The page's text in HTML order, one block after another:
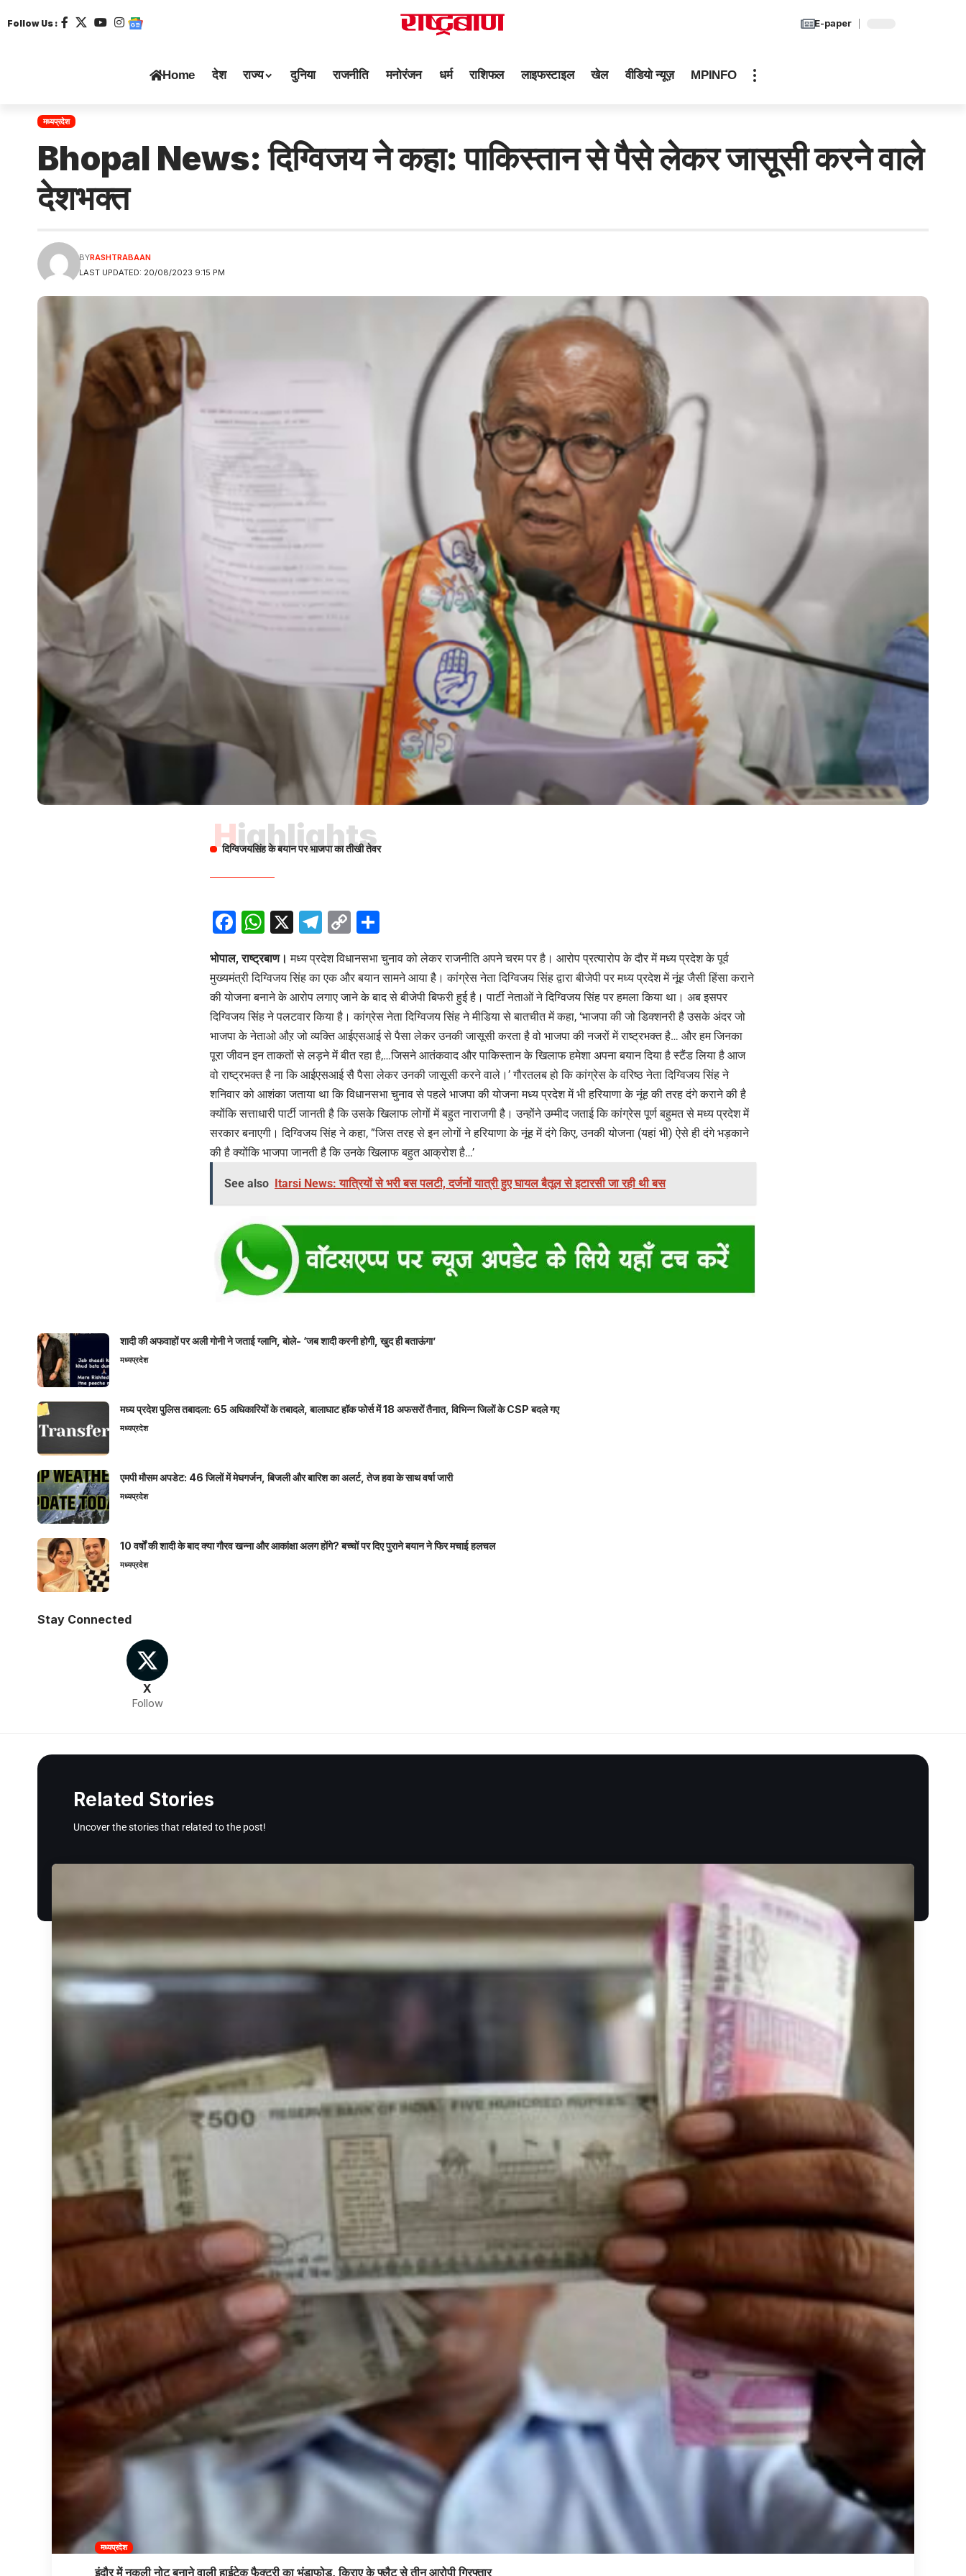
Follow Us : E-paper
Home देश राज्य दुनिया राजनीति मनोरंजन धर्म राशिफल लाइफस्टाइल खेल वीडियो न्यूज़ MPINFO
मध्यप्रदेश
Bhopal News: दिग्विजय ने कहा: पाकिस्तान से पैसे लेकर जासूसी करने वाले
देशभक्त
LAST UPDATED: 20/08/2023 9:15 PM
BYRASHTRABAAN
Highlights
दिग्विजयसिंह के बयान पर भाजपा का तीखी तेवर
Facebook
WhatsApp
X Telegram
Copy
भोपाल, राष्ट्रबाण।मध्य प्रदेश विधानसभा चुनाव को लेकर राजनीति अपने चरम पर है। आरोप प्रत्यारोप के दौर में मध्य प्रदेश के पूर्व
मुख्यमंत्री दिग्विजय सिंह का एक और बयान सामने आया है। कांग्रेस नेता दिग्विजय सिंह द्वारा बीजेपी पर मध्य प्रदेश में नूंह जैसी हिंसा कराने
की योजना बनाने के आरोप लगाए जाने के बाद से बीजेपी बिफरी हुई है। पार्टी नेताओं ने दिग्विजय सिंह पर हमला किया था। अब इसपर
दिग्विजय सिंह ने पलटवार किया है। कांग्रेस नेता दिग्विजय सिंह ने मीडिया से बातचीत में कहा, ‘भाजपा की जो डिक्शनरी है उसके अंदर जो
भाजपा के नेताओ औऱ जो व्यक्ति आईएसआई से पैसा लेकर उनकी जासूसी करता है वो भाजपा की नजरों में राष्ट्रभक्त है… और हम जिनका
पूरा जीवन इन ताकतों से लड़ने में बीत रहा है,…जिसने आतंकवाद और पाकिस्तान के खिलाफ हमेशा अपना बयान दिया है स्टैंड लिया है आज
वो राष्ट्रभक्त है ना कि आईएसआई सै पैसा लेकर उनकी जासूसी करने वाले।’ गौरतलब हो कि कांग्रेस के वरिष्ठ नेता दिग्विजय सिंह ने
शनिवार को आशंका जताया था कि विधानसभा चुनाव से पहले भाजपा की योजना मध्य प्रदेश में भी हरियाणा के नूंह की तरह दंगे कराने की है
क्योंकि सत्ताधारी पार्टी जानती है कि उसके खिलाफ लोगों में बहुत नाराजगी है। उन्होंने उम्मीद जताई कि कांग्रेस पूर्ण बहुमत से मध्य प्रदेश में
सरकार बनाएगी। दिग्विजय सिंह ने कहा, ”जिस तरह से इन लोगों ने हरियाणा के नूंह में दंगे किए, उनकी योजना (यहां भी) ऐसे ही दंगे भड़काने
की है क्योंकि भाजपा जानती है कि उनके खिलाफ बहुत आक्रोश है…’
See also Itarsi News: यात्रियों से भरी बस पलटी, दर्जनों यात्री हुए घायल बैतूल से इटारसी जा रही थी बस
शादी की अफवाहों पर अली गोनी ने जताई ग्लानि, बोले- ‘जब शादी करनी होगी, खुद ही बताऊंगा’
मध्यप्रदेश
मध्य प्रदेश पुलिस तबादला: 65 अधिकारियों के तबादले, बालाघाट हॉक फोर्स में 18 अफसरों तैनात, विभिन्न जिलों के CSP बदले गए
मध्यप्रदेश
एमपी मौसम अपडेट: 46 जिलों में मेघगर्जन, बिजली और बारिश का अलर्ट, तेज हवा के साथ वर्षा जारी
मध्यप्रदेश
10 वर्षों की शादी के बाद क्या गौरव खन्ना और आकांक्षा अलग होंगे? बच्चों पर दिए पुराने बयान ने फिर मचाई हलचल
मध्यप्रदेश
Stay Connected
X
Follow
Related Stories
Uncover the stories that related to the post!
मध्यप्रदेश
इंदौर में नकली नोट बनाने वाली हाईटेक फैक्ट्री का भंडाफोड़, किराए के फ्लैट से तीन आरोपी गिरफ्तार